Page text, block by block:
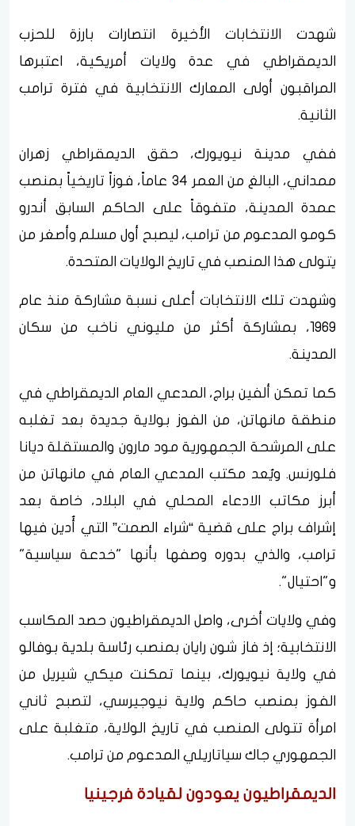
شهدت الانتخابات الأخيرة انتصارات بارزة للحزب
الديمقراطي في عدة ولايات أمريكية، اعتبرها
المراقبون أولى المعارك الانتخابية في فترة ترامب
الثانية.
ففي مدينة نيويورك، حقق الديمقراطي زهران
ممداني، البالغ من العمر 34 عاماً، فوزاً تاريخياً بمنصب
عمدة المدينة، متفوقاً على الحاكم السابق أندرو
كومو المدعوم من ترامب، ليصبح أول مسلم وأصغر من
يتولى هذا المنصب في تاريخ الولايات المتحدة.
وشهدت تلك الانتخابات أعلى نسبة مشاركة منذ عام
1969، بمشاركة أكثر من مليوني ناخب من سكان
المدينة.
كما تمكن ألفين براج، المدعي العام الديمقراطي في
منطقة مانهاتن، من الفوز بولاية جديدة بعد تغلبه
على المرشحة الجمهورية مود مارون والمستقلة ديانا
فلورنس. ويُعد مكتب المدعي العام في مانهاتن من
أبرز مكاتب الادعاء المحلي في البلاد، خاصة بعد
إشراف براج على قضية “شراء الصمت” التي أُدين فيها
ترامب، والذي بدوره وصفها بأنها "خدعة سياسية"
و"احتيال".
وفي ولايات أخرى، واصل الديمقراطيون حصد المكاسب
الانتخابية؛ إذ فاز شون رايان بمنصب رئاسة بلدية بوفالو
في ولاية نيويورك، بينما تمكنت ميكي شيريل من
الفوز بمنصب حاكم ولاية نيوجيرسي، لتصبح ثاني
امرأة تتولى المنصب في تاريخ الولاية، متغلبة على
الجمهوري جاك سياتاريلي المدعوم من ترامب.
الديمقراطيون يعودون لقيادة فرجينيا